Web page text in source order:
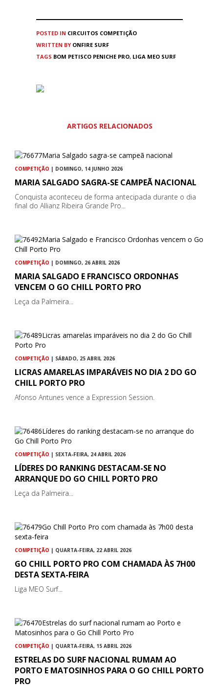
POSTED IN CIRCUITOS COMPETIÇÃO
WRITTEN BY ONFIRE SURF
TAGS BOM PETISCO PENICHE PRO, LIGA MEO SURF
ARTIGOS RELACIONADOS
COMPETIÇÃO | DOMINGO, 14 JUNHO 2026
MARIA SALGADO SAGRA-SE CAMPEÃ NACIONAL
Conquista aconteceu de forma antecipada durante o dia
final do Allianz Ribeira Grande Pro...
COMPETIÇÃO | DOMINGO, 26 ABRIL 2026
MARIA SALGADO E FRANCISCO ORDONHAS
VENCEM O GO CHILL PORTO PRO
Leça da Palmeira...
COMPETIÇÃO | SÁBADO, 25 ABRIL 2026
LICRAS AMARELAS IMPARÁVEIS NO DIA 2 DO GO
CHILL PORTO PRO
Afonso Antunes vence a Expression Session.
COMPETIÇÃO | SEXTA-FEIRA, 24 ABRIL 2026
LÍDERES DO RANKING DESTACAM-SE NO
ARRANQUE DO GO CHILL PORTO PRO
Leça da Palmeira...
COMPETIÇÃO | QUARTA-FEIRA, 22 ABRIL 2026
GO CHILL PORTO PRO COM CHAMADA ÀS 7H00
DESTA SEXTA-FEIRA
Liga MEO Surf...
COMPETIÇÃO | QUARTA-FEIRA, 15 ABRIL 2026
ESTRELAS DO SURF NACIONAL RUMAM AO
PORTO E MATOSINHOS PARA O GO CHILL PORTO
PRO